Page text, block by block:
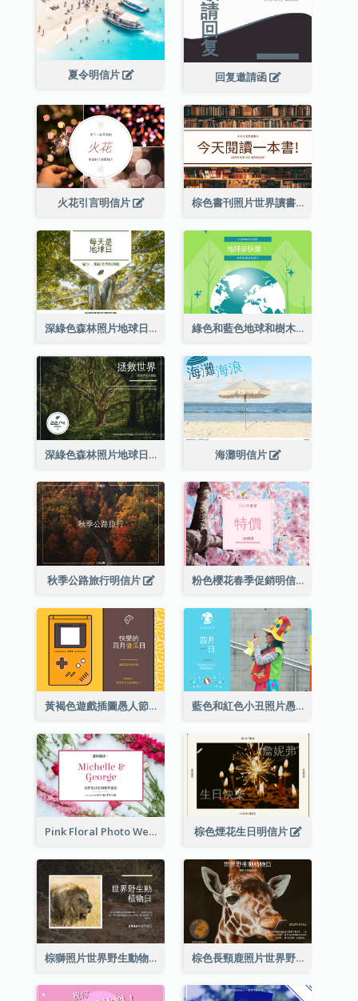
夏令明信片 回复邀請函
火花引言明信片 棕色書刊照片世界讀書日明信片
深綠色森林照片地球日明信片 綠色和藍色地球和樹木插圖地球日明信片
深綠色森林照片地球日明信片 海灘明信片
秋季公路旅行明信片 粉色櫻花春季促銷明信片
黃褐色遊戲插圖愚人節明信片 藍色和紅色小丑照片愚人節明信片
Pink Floral Photo Wedding Postcard 棕色煙花生日明信片
棕獅照片世界野生動物日明信片 棕色長頸鹿照片世界野生動物日明信片